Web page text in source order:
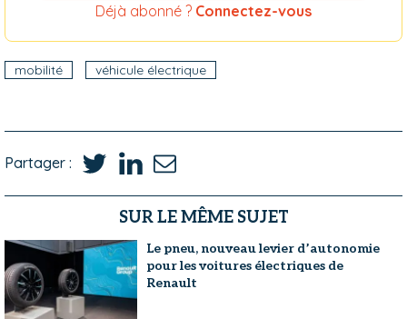
Déjà abonné ? Connectez-vous
mobilité véhicule électrique
Partager :
SUR LE MÊME SUJET
Le pneu, nouveau levier d’autonomie
pour les voitures électriques de
Renault